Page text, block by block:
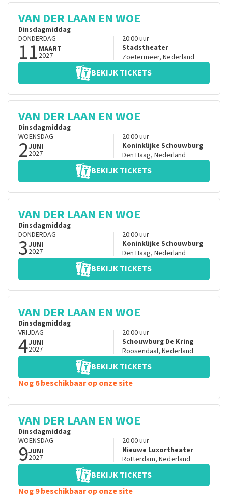
VAN DER LAAN EN WOE
Dinsdagmiddag
DONDERDAG
11 MAART
2027
20:00uur
Stadstheater
Zoetermeer, Nederland
BEKIJK TICKETS
VAN DER LAAN EN WOE
Dinsdagmiddag
WOENSDAG
2JUNI
2027
20:00uur
Koninklijke Schouwburg
Den Haag, Nederland
BEKIJK TICKETS
VAN DER LAAN EN WOE
Dinsdagmiddag
DONDERDAG
3JUNI
2027
20:00uur
Koninklijke Schouwburg
Den Haag, Nederland
BEKIJK TICKETS
VAN DER LAAN EN WOE
Dinsdagmiddag
VRIJDAG
4JUNI
2027
20:00uur
Schouwburg De Kring
Roosendaal, Nederland
BEKIJK TICKETS
Nog 6 beschikbaar op onze site
VAN DER LAAN EN WOE
Dinsdagmiddag
WOENSDAG
9JUNI
2027
20:00uur
Nieuwe Luxortheater
Rotterdam, Nederland
BEKIJK TICKETS
Nog 9 beschikbaar op onze site